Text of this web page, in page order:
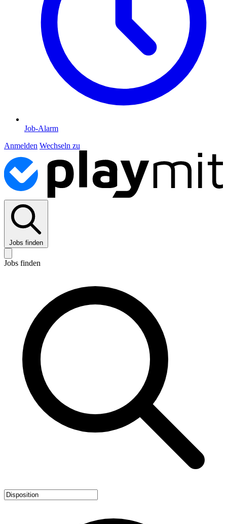
Job-Alarm
Anmelden Wechseln zu
Jobs finden
Jobs finden